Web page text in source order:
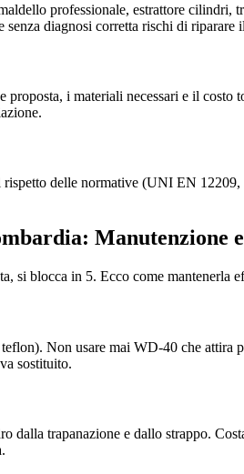
professionale, estrattore
diagnosi corretta rischi di
i materiali necessari e il
delle normative (UNI EN
Manutenzione
si blocca in 5. Ecco come mantenerla
Non usare mai WD-40 che
sostituito.
trapanazione e dallo strappo.